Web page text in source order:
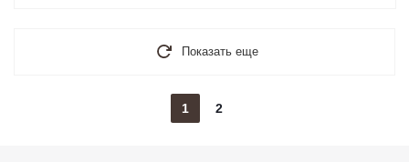
Показать еще
1 2